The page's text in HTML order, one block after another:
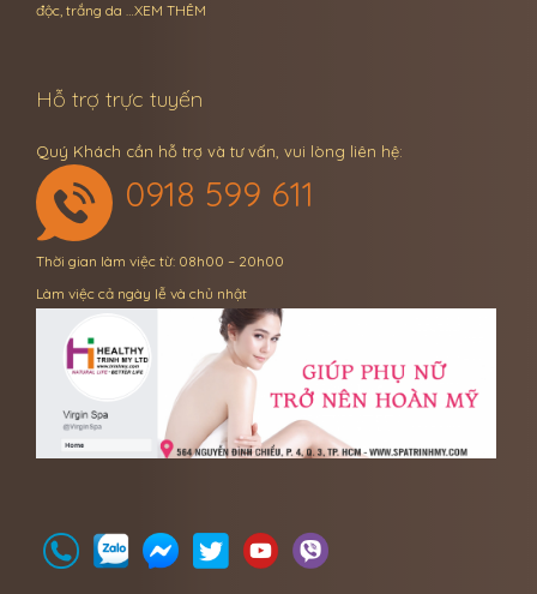
độc, trắng da …XEM THÊM
Hỗ trợ trực tuyến
Quý Khách cần hỗ trợ và tư vấn, vui lòng liên hệ:
0918 599 611
Thời gian làm việc từ: 08h00 – 20h00
Làm việc cả ngày lễ và chủ nhật